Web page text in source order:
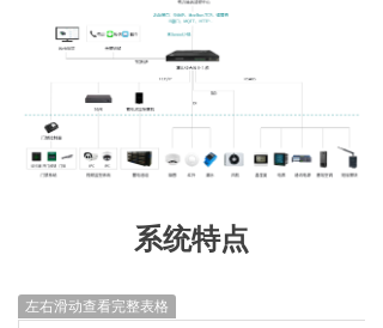
系统特点
左右滑动查看完整表格